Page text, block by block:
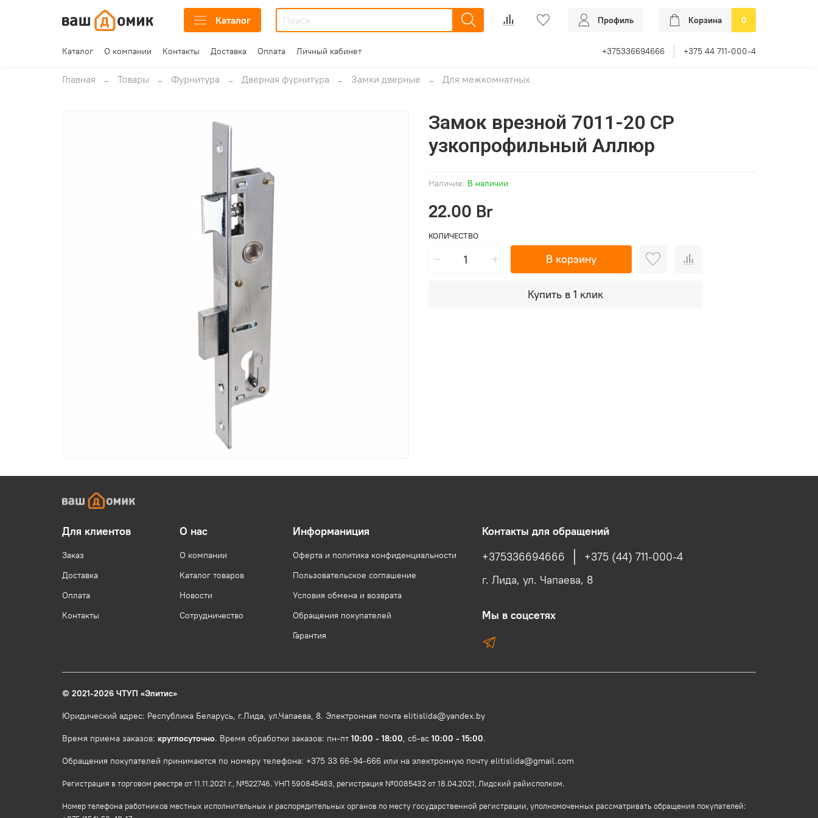
Каталог Профиль Корзина 0
Каталог О компании Контакты Доставка Оплата Личный кабинет +375336694666 +375 44 711-000-4
Главная Товары Фурнитура Дверная фурнитура Замки дверные Для межкомнатных
Наличие: В наличии
Замок врезной 7011-20 CP
узкопрофильный Аллюр
22.00 Br
КОЛИЧЕСТВО
В корзину
Купить в 1 клик
Для клиентов
Заказ
Доставка
Оплата
Контакты
О нас
О компании
Каталог товаров
Новости
Сотрудничество
Информаниция
Оферта и политика конфиденциальности
Пользовательское соглашение
Условия обмена и возврата
Обращения покупателей
Гарантия
Контакты для обращений
+375336694666
+375 (44) 711-000-4
г. Лида, ул. Чапаева, 8
Мы в соцсетях
© 2021-2026 ЧТУП «Элитис»
Юридический адрес: Республика Беларусь, г.Лида, ул.Чапаева, 8. Электронная почта elitislida@yandex.by
Время приема заказов: круглосуточно. Время обработки заказов: пн-пт 10:00 - 18:00, сб-вс 10:00 - 15:00.
Обращения покупателей принимаются по номеру телефона: +375 33 66-94-666 или на электронную почту elitislida@gmail.com
Регистрация в торговом реестре от 11.11.2021 г., №522746. УНП 590845483, регистрация №0085432 от 18.04.2021, Лидский райисполком.
Номер телефона работников местных исполнительных и распорядительных органов по месту государственной регистрации, уполномоченных рассматривать обращения покупателей: